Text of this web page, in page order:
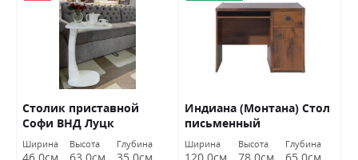
Столик приставной
Софи ВНД Луцк
Ширина Высота Глубина
Индиана (Монтана) Стол
письменный
JBIU1D1S/120 дуб шутер
БРВ Украина
Ширина Высота Глубина